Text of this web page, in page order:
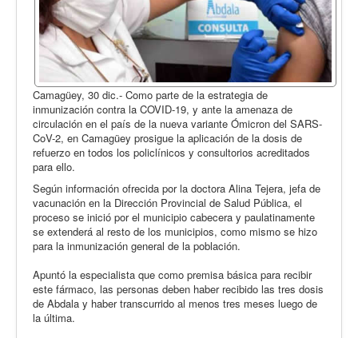
Camagüey, 30 dic.- Como parte de la estrategia de
inmunización contra la COVID-19, y ante la amenaza de
circulación en el país de la nueva variante Ómicron del SARS-
CoV-2, en Camagüey prosigue la aplicación de la dosis de
refuerzo en todos los policlínicos y consultorios acreditados
para ello.
Según información ofrecida por la doctora Alina Tejera, jefa de
vacunación en la Dirección Provincial de Salud Pública, el
proceso se inició por el municipio cabecera y paulatinamente
se extenderá al resto de los municipios, como mismo se hizo
para la inmunización general de la población.
Apuntó la especialista que como premisa básica para recibir
este fármaco, las personas deben haber recibido las tres dosis
de Abdala y haber transcurrido al menos tres meses luego de
la última.